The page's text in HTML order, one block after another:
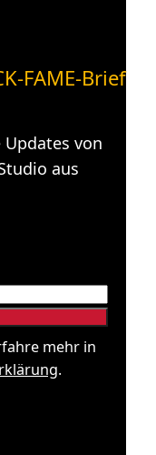
FAME-Brief
von
aus
mehr in
.